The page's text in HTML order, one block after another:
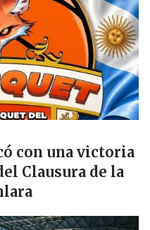
con una victoria
Clausura de la